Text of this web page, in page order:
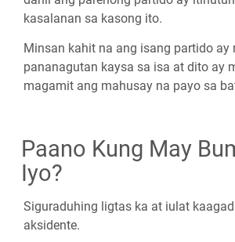
kasalanan sa kasong ito.
Minsan kahit na ang isang partido ay
pananagutan kaysa sa isa at dito ay
magamit ang mahusay na payo sa
Paano Kung May
Iyo?
Siguraduhing ligtas ka at iulat
aksidente.